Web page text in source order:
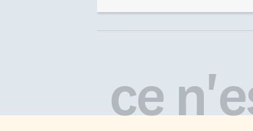
dossier Canada (Commissaire aux
Montigny et George Locke ont
souscrit aux motifs de son
jugement. Le cheminement de la
cause Le 19 novembre 2010, André
ce